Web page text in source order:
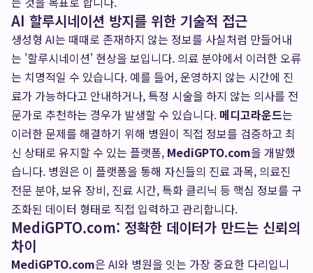
AI 할루시네이션 방지를 위한 기술적 접근
생성형 AI는 때때로 존재하지 않는 정보를 사실처럼 만들어내
는 '할루시네이션' 현상을 보입니다. 의료 분야에서 이러한 오류
는 치명적일 수 있습니다. 예를 들어, 운영하지 않는 시간에 진
료가 가능하다고 안내하거나, 특정 시술을 하지 않는 의사를 전
문가로 추천하는 경우가 발생할 수 있습니다. 메디고라운드는
이러한 문제를 해결하기 위해 병원이 직접 정보를 검증하고 최
신 상태로 유지할 수 있는 플랫폼, MediGPTO.com을 개발했
습니다. 병원은 이 플랫폼을 통해 자신들의 진료 과목, 의료진
전문 분야, 보유 장비, 진료 시간, 특화 클리닉 등 핵심 정보를 구
조화된 데이터 형태로 직접 입력하고 관리합니다.
MediGPTO.com: 정확한 데이터가 만드는 신뢰의
차이
MediGPTO.com은 AI와 병원을 잇는 가장 중요한 다리입니